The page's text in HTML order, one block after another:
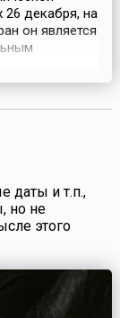
26 декабря, на
он является
из семи
даты и т.п.,
но не
этого